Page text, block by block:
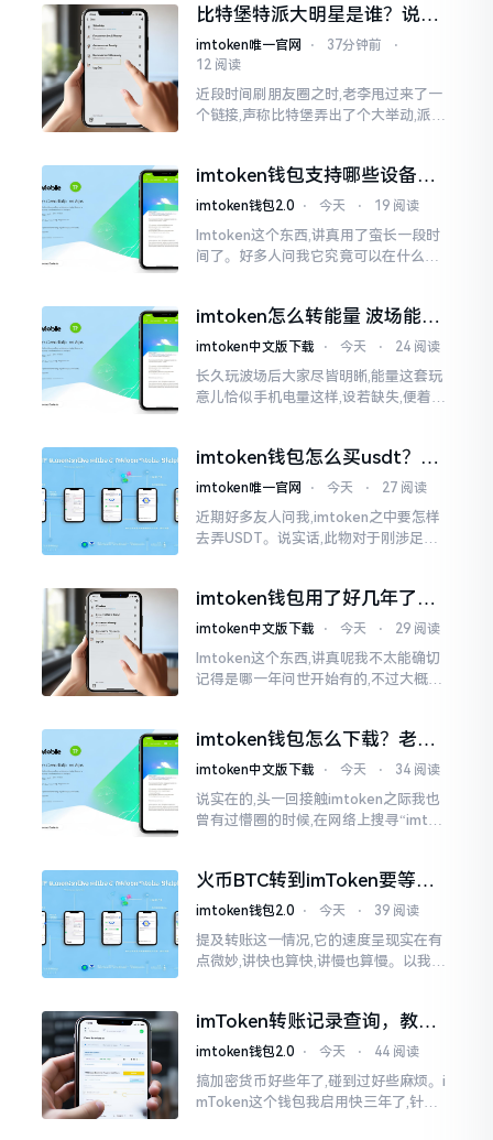
比特堡特派大明星是谁？说实
话，我真没搞明白
imtoken唯一官网 ⋅ 37分钟前
⋅
12 阅读
近段时间刷朋友圈之时,老李甩过来了一
个链接,声称比特堡弄出了个大举动,派遣
磅”、“首发”、“独家”
imtoken钱包支持哪些设备？
手机电脑都能用
imtoken钱包2.0 ⋅ 今天 ⋅ 19 阅读
Imtoken这个东西,讲真用了蛮长一段时
间了。好多人问我它究竟可以在什么设
给予支持
imtoken怎么转能量 波场能量
转换教程
imtoken中文版下载 ⋅ 今天 ⋅ 24 阅读
长久玩波场后大家尽皆明晰,能量这套玩
意儿恰似手机电量这样,设若缺失,便着实
imtoken钱包怎么买usdt？老
手教你简单三步搞定
imtoken唯一官网 ⋅ 今天 ⋅ 27 阅读
近期好多友人问我,imtoken之中要怎样
去弄USDT。说实话,此物对于刚涉足币
imtoken钱包用了好几年了，
到底多少年了？
imtoken中文版下载 ⋅ 今天 ⋅ 29 阅读
Imtoken这个东西,讲真呢我不太能确切
记得是哪一年问世开始有的,不过大概在
多快要十年的时间了。
imtoken钱包怎么下载？老用
户告诉你靠谱渠道
imtoken中文版下载 ⋅ 今天 ⋅ 34 阅读
说实在的,头一回接触imtoken之际我也
曾有过懵圈的时候,在网络上搜寻“imtok
火币BTC转到imToken要等多
久？过来人说说真实情况
imtoken钱包2.0 ⋅ 今天 ⋅ 39 阅读
提及转账这一情况,它的速度呈现实在有
点微妙,讲快也算快,讲慢也算慢。以我从
账。可是
imToken转账记录查询，教你
正确查看方法
imtoken钱包2.0 ⋅ 今天 ⋅ 44 阅读
搞加密货币好些年了,碰到过好些麻烦。i
mToken这个钱包我启用快三年了,针对